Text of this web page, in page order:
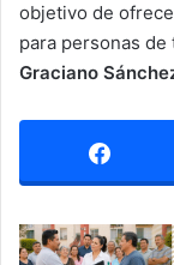
objetivo de
para personas de
Graciano